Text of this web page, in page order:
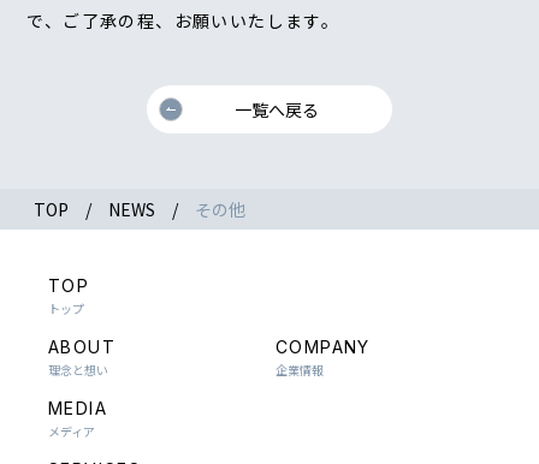
で、ご了承の程、お願いいたします。
一覧へ戻る
TOP NEWS その他
TOP
トップ
ABOUT
理念と想い
COMPANY
企業情報
MEDIA
メディア